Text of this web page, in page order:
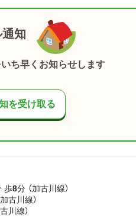
知
ち早くお知らせします
を受け取る
歩8分 （加古川線）
古川線）
川線）